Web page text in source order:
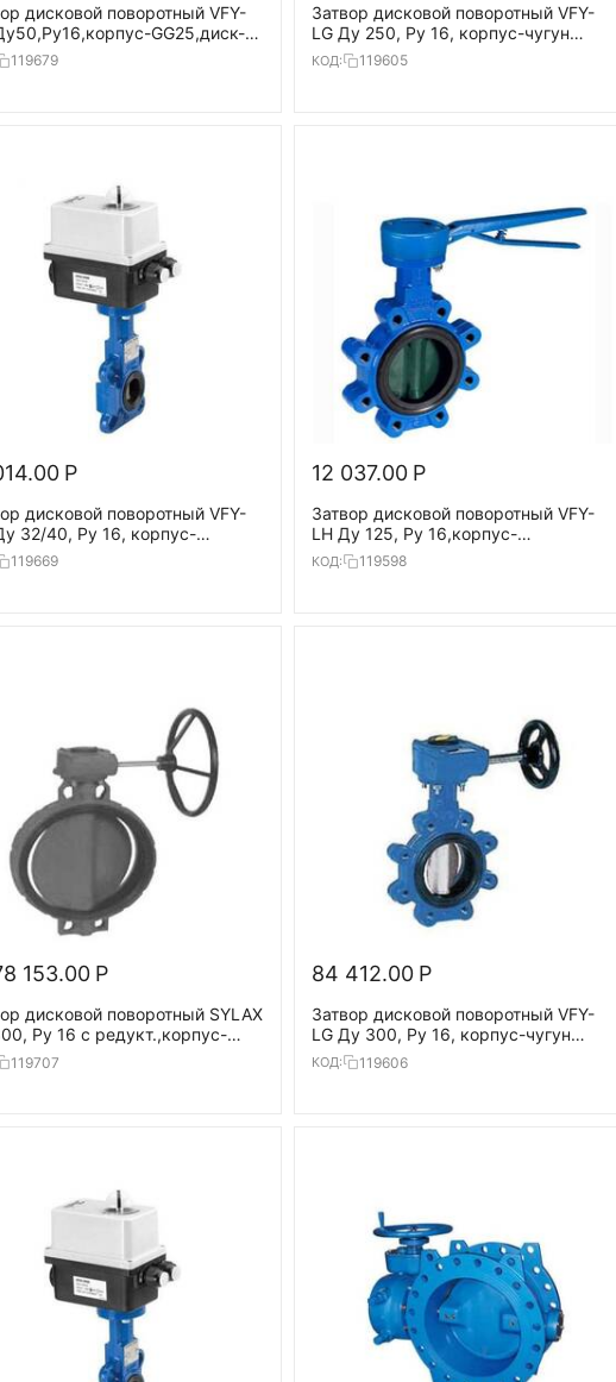
дисковой поворотный VFY-
GG25,диск-
230В,T=130°С
119679
Затвор дисковой поворотный VFY-
LG Ду 250, Ру 16, корпус-чугун
(GGG40), диск- GG25,
EPDM,T=120°С
КОД: 119605
Р
дисковой поворотный VFY-
32/40, Ру 16, корпус-
нерж.сталь,EPDM,AMB-Y
119669
12 037.00 Р
Затвор дисковой поворотный VFY-
LH Ду 125, Ру 16,корпус-
чугун(GG25), диск- GG25,EPDM;
Т=120 °С
КОД: 119598
153.00 Р
дисковой поворотный SYLAX
Ру 16 с редукт.,корпус-
диск-нерж.сталь,EPDM,
119707
84 412.00 Р
Затвор дисковой поворотный VFY-
LG Ду 300, Ру 16, корпус-чугун
(GGG40), диск- GG25,
EPDM,T=120°С
КОД: 119606